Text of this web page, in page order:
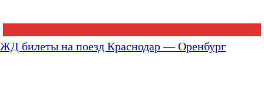
ЖД билеты на поезд Краснодар — Оренбург